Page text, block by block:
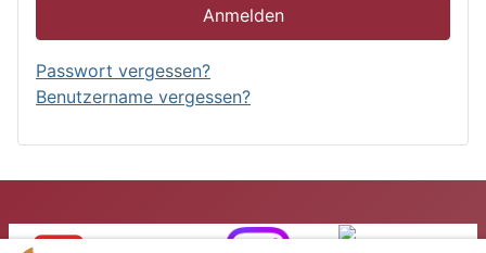
Anmelden
Passwort vergessen?
Benutzername vergessen?